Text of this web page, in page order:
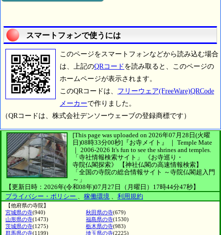
スマートフォンで使うには
このページをスマートフォンなどから読み込む場合
は、上記のQRコード を読み取ると、このページの
ホームページが表示されます。
このQRコードは、 フリーウェア(FreeWare)QRCode
メーカーで作りました。
（QRコードは、株式会社デンソーウェーブの登録商標です）
[This page was uploaded on 2026年07月28日(火曜
日)08時33分00秒] 『お寺メイト』 ｜ Temple Mate
｜ 2006-2026 It's fun to see the shrines and temples.
「寺社情報検索サイト」
《お寺巡り・
寺院仏閣探索》
【神社仏閣の高速情報検索】
「全国の寺院の総合情報サイト ～寺院仏閣超入門
～」
【更新日時：2026年(令和08年)07月27日（月曜日）17時44分47秒】
プライバシー・ポリシー 、 稼働環境 、 利用規約
【他府県の寺院】
宮城県の寺(940) 秋田県の寺(679)
山形県の寺(1473) 福島県の寺(1530)
茨城県の寺(1275) 栃木県の寺(983)
群馬県の寺(1199) 埼玉県の寺(2225)